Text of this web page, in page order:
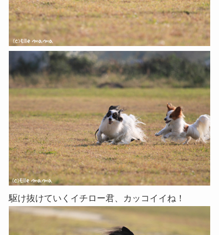
駆け抜けていくイチロー君、カッコイイね！